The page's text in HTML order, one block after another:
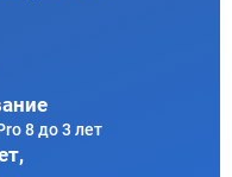
8 до 3 лет